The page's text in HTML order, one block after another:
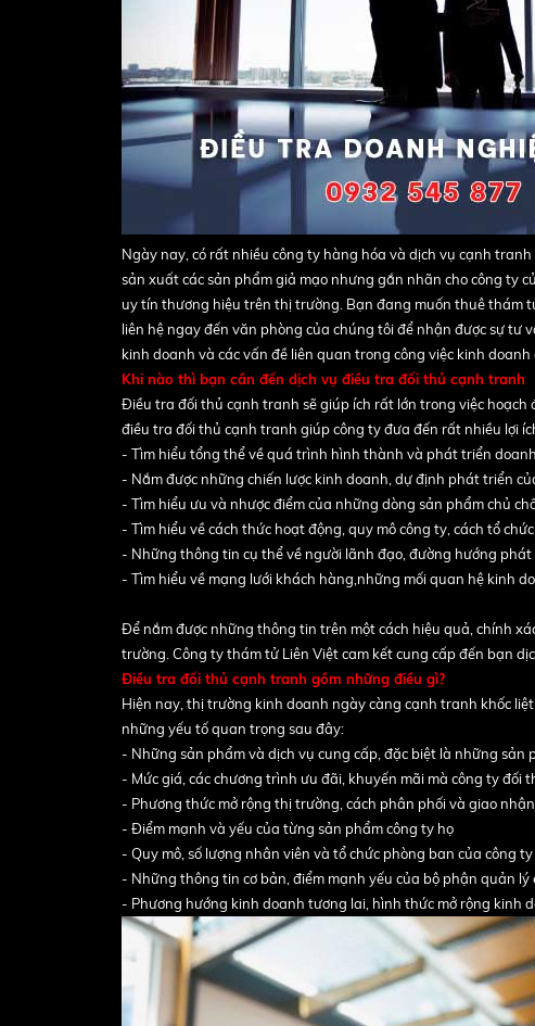
Ngày nay, có rất nhiều công ty hàng hóa và dịch vụ cạnh
sản xuất các sản phẩm giả mạo nhưng gắn nhãn cho công ty
uy tín thương hiệu trên thị trường. Bạn đang muốn thuê thám
liên hệ ngay đến văn phòng của chúng tôi để nhận được sự
kinh doanh và các vấn đề liên quan trong công việc kinh doanh
Khi nào thì bạn cần đến dịch vụ điều tra đối thủ cạnh tranh
Điều tra đối thủ cạnh tranh sẽ giúp ích rất lớn trong việc hoạch
điều tra đối thủ cạnh tranh giúp công ty đưa đến rất nhiều lợi
- Tìm hiểu tổng thể về quá trình hình thành và phát triển
- Nắm được những chiến lược kinh doanh, dự định phát triển
- Tìm hiểu ưu và nhược điểm của những dòng sản phẩm chủ
- Tìm hiểu về cách thức hoạt động, quy mô công ty, cách tổ
- Những thông tin cụ thể về người lãnh đạo, đường hướng
- Tìm hiểu về mạng lưới khách hàng,những mối quan hệ kinh
Để nắm được những thông tin trên một cách hiệu quả, chính
trường. Công ty thám tử Liên Việt cam kết cung cấp đến bạn
Điều tra đối thủ cạnh tranh gồm những điều gì?
Hiện nay, thị trường kinh doanh ngày càng cạnh tranh khốc
những yếu tố quan trọng sau đây:
- Những sản phẩm và dịch vụ cung cấp, đặc biệt là những sản
- Mức giá, các chương trình ưu đãi, khuyến mãi mà công ty đối
- Phương thức mở rộng thị trường, cách phân phối và giao
- Điểm mạnh và yếu của từng sản phẩm công ty họ
- Quy mô, số lượng nhân viên và tổ chức phòng ban của công ty
- Những thông tin cơ bản, điểm mạnh yếu của bộ phận quản lý
- Phương hướng kinh doanh tương lai, hình thức mở rộng kinh